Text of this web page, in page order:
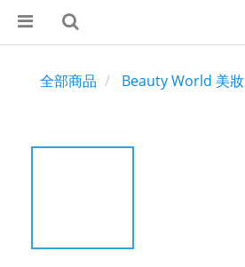
全部商品 Beauty World 美妝